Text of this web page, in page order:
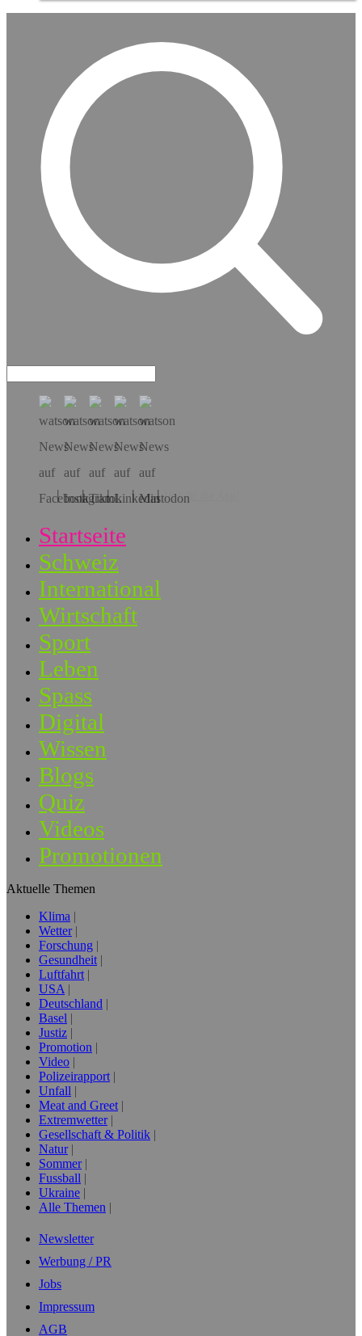
Hol dir die App!
Startseite
Schweiz
International
Wirtschaft
Sport
Leben
Spass
Digital
Wissen
Blogs
Quiz
Videos
Promotionen
Aktuelle Themen
Klima
Wetter
Forschung
Gesundheit
Luftfahrt
USA
Deutschland
Basel
Justiz
Promotion
Video
Polizeirapport
Unfall
Meat and Greet
Extremwetter
Gesellschaft & Politik
Natur
Sommer
Fussball
Ukraine
Alle Themen
Newsletter
Werbung / PR
Jobs
Impressum
AGB